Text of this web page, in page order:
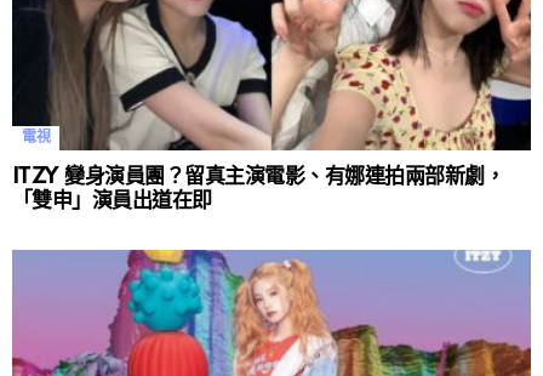
電視
ITZY 變身演員團？留真主演電影、有娜連拍兩部新劇，
「雙申」演員出道在即